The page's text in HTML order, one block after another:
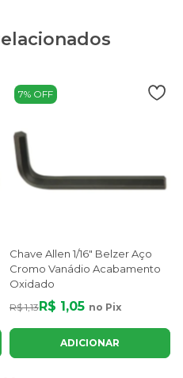
7% OFF
Chave Allen 1/16" Belzer Aço
Cromo Vanádio Acabamento
Oxidado
R$ 1,13 R$ 1,05 no Pix
ADICIONAR